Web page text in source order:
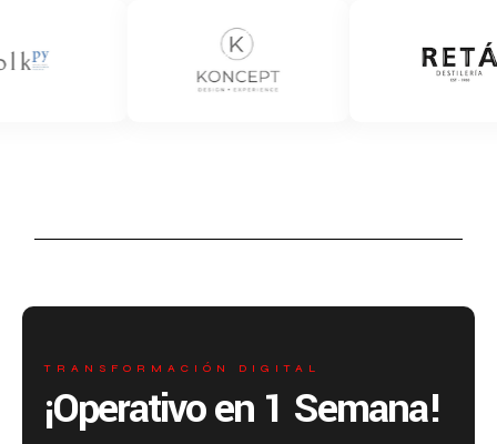
TRANSFORMACIÓN DIGITAL
¡Operativo en 1 Semana!